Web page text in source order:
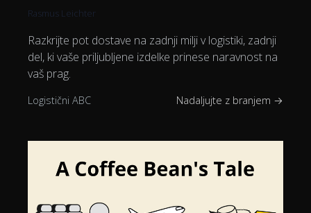
Rasmus Leichter
Razkrijte pot dostave na zadnji milji v logistiki, zadnji
del, ki vaše priljubljene izdelke prinese naravnost na
vaš prag.
Logistični ABC Nadaljujte z branjem →